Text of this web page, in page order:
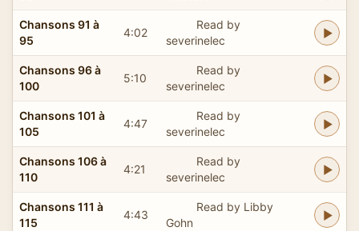
Chansons 91 à
95
4:02
Read by
severinelec
Chansons 96 à
100
5:10
Read by
severinelec
Chansons 101 à
105
4:47
Read by
severinelec
Chansons 106 à
110
4:21
Read by
severinelec
Chansons 111 à
115
4:43
Read by Libby
Gohn